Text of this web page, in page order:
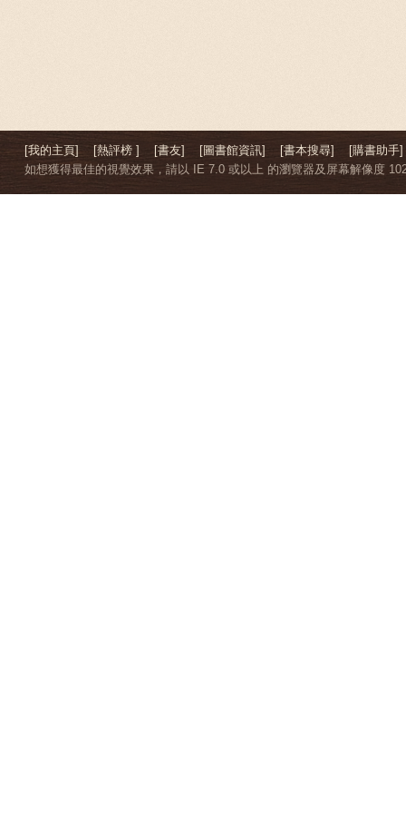
[我的主頁] [熱評榜 ] [書友] [圖書館資訊] [書本搜尋]
[購書助手]
如想獲得最佳的視覺效果，請以 IE 7.0 或以上 的瀏覽器及屏幕解像度